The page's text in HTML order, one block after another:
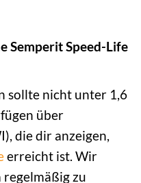
Semperit Speed-Life
sollte nicht unter 1,6
über
die dir anzeigen,
erreicht ist. Wir
regelmäßig zu